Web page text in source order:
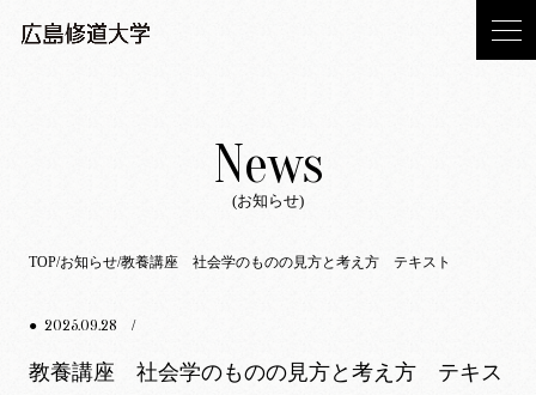
News
(お知らせ)
TOP お知らせ 教養講座 社会学のものの見方と考え方 テキスト
● 2025.09.28 /
教養講座 社会学のものの見方と考え方 テキス